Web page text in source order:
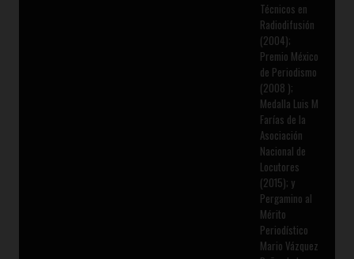
Técnicos en
Radiodifusión
(2004);
Premio México
de Periodismo
(2008 );
Medalla Luis M
Farías de la
Asociación
Nacional de
Locutores
(2015); y
Pergamino al
Mérito
Periodístico
Mario Vázquez